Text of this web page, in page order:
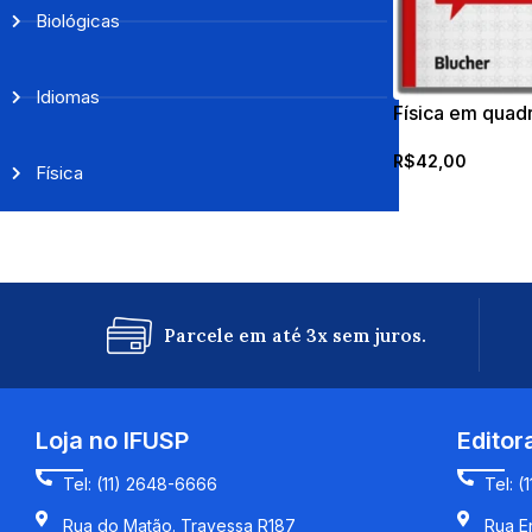
Biológicas
Idiomas
Física
Física em
R$42,00
Parcele em até 3x sem juros.
Loja no IFUSP
Tel: (11) 2648-6666
Rua do Matão. Travessa R187
Tel:
Rua